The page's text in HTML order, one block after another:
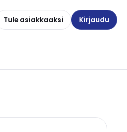
Tule asiakkaaksi Kirjaudu